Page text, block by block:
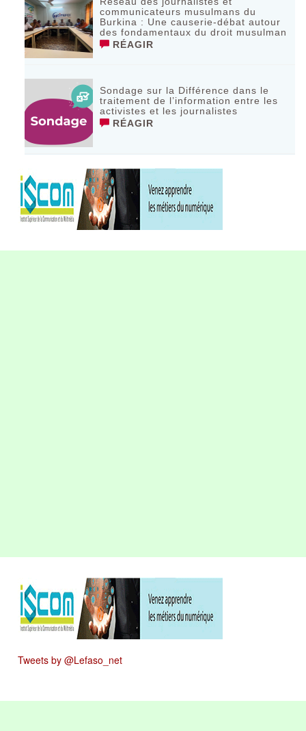
communicateurs musulmans du
Burkina : Une causerie-débat autour
des fondamentaux du droit musulman
RÉAGIR
Sondage sur la Différence dans le
traitement de l’information entre les
activistes et les journalistes
RÉAGIR
Tweets by @Lefaso_net